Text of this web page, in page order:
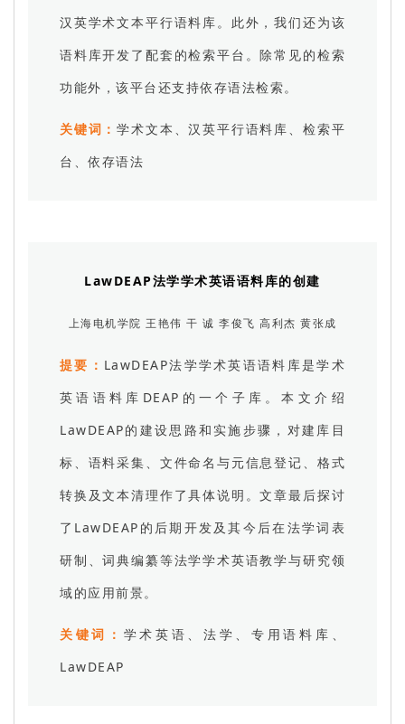
汉英学术文本平行语料库。此外，我们还为该
语料库开发了配套的检索平台。除常见的检索
功能外，该平台还支持依存语法检索。
关键词：学术文本、汉英平行语料库、检索平
台、依存语法
LawDEAP法学学术英语语料库的创建
上海电机学院 王艳伟 干 诚 李俊飞 高利杰 黄张成
提要： LawDEAP法学学术英语语料库是学术
英语语料库DEAP的一个子库。本文介绍
LawDEAP的建设思路和实施步骤，对建库目
标、语料采集、文件命名与元信息登记、格式
转换及文本清理作了具体说明。文章最后探讨
了LawDEAP的后期开发及其今后在法学词表
研制、词典编纂等法学学术英语教学与研究领
域的应用前景。
关键词： 学术英语、法学、专用语料库、
LawDEAP